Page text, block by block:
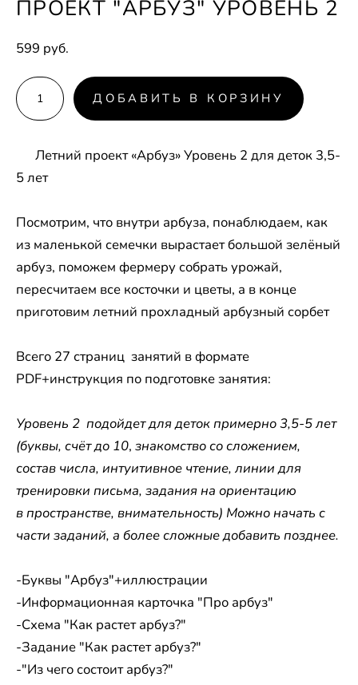
ПРОЕКТ "АРБУЗ" УРОВЕНЬ 2
599 pуб.
ДОБАВИТЬ В КОРЗИНУ
Летний проект «Арбуз» Уровень 2 для деток 3,5-
5 лет
Посмотрим, что внутри арбуза, понаблюдаем, как
из маленькой семечки вырастает большой зелёный
арбуз, поможем фермеру собрать урожай,
пересчитаем все косточки и цветы, а в конце
приготовим летний прохладный арбузный сорбет
Всего 27 страниц занятий в формате
PDF+инструкция по подготовке занятия:
Уровень 2 подойдет для деток примерно 3,5-5 лет
(буквы, счёт до 10, знакомство со сложением,
состав числа, интуитивное чтение, линии для
тренировки письма, задания на ориентацию
в пространстве, внимательность)​​ Можно начать с
части заданий, а более сложные добавить позднее.
-Буквы "Арбуз"+иллюстрации
-Информационная карточка "Про арбуз"
-Схема "Как растет арбуз?"
-Задание "Как растет арбуз?"
-"Из чего состоит арбуз?"